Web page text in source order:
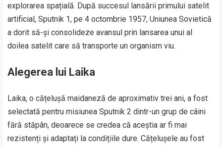
explorarea spațială. După succesul lansării primului satelit
artificial, Sputnik 1, pe 4 octombrie 1957, Uniunea Sovietică
a dorit să-și consolideze avansul prin lansarea unui al
doilea satelit care să transporte un organism viu.
Alegerea lui Laika
Laika, o cățelușă maidaneză de aproximativ trei ani, a fost
selectată pentru misiunea Sputnik 2 dintr-un grup de câini
fără stăpân, deoarece se credea că aceștia ar fi mai
rezistenți și adaptați la condițiile dure. Cățelușele au fost